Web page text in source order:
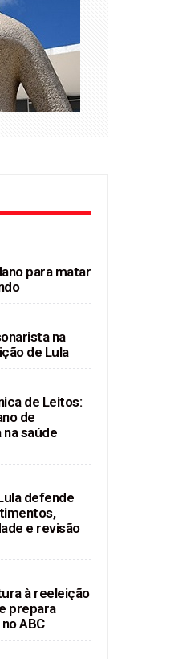
para matar
na
de Lula
de Leitos:
de
saúde
defende
e revisão
à reeleição
prepara
ABC